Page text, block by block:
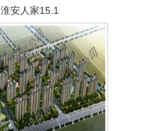
淮安人家15.1